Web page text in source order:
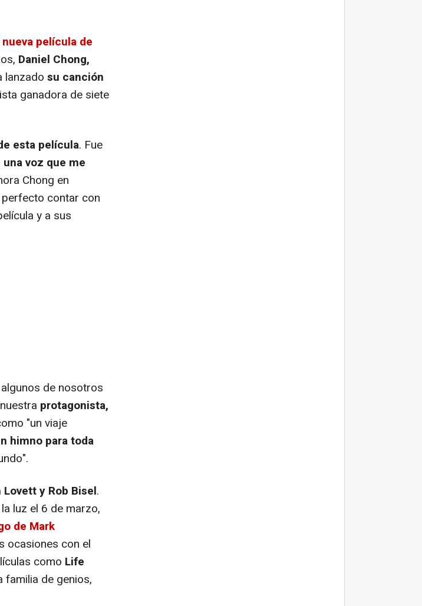
película de
Daniel Chong,
lanzado su canción
ganadora de siete
esta película. Fue
una voz que me
Chong en
contar con
y a sus
de nosotros
protagonista,
"un viaje
himno para toda
y Rob Bisel.
luz el 6 de marzo,
de Mark
ocasiones con el
como Life
familia de genios,